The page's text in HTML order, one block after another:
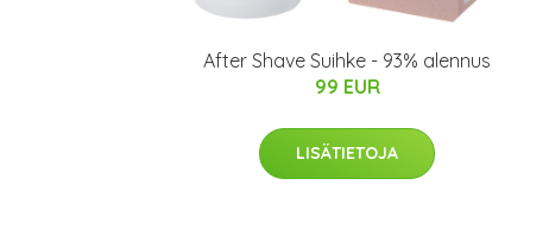
After Shave Suihke - 93% alennus
99 EUR
LISÄTIETOJA